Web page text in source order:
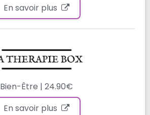
En savoir plus
Bien-Être | 24.90€
En savoir plus